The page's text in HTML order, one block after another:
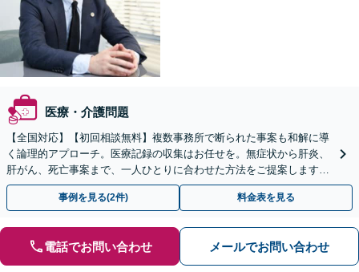
医療・介護問題
【全国対応】【初回相談無料】複数事務所で断られた事案も和解に導
く論理的アプローチ。医療記録の収集はお任せを。無症状から肝炎、
肝がん、死亡事案まで、一人ひとりに合わせた方法をご提案します。
手続きの負担を減らし、権利を守ります。
事例を見る(2件) 料金表を見る
電話でお問い合わせ メールでお問い合わせ